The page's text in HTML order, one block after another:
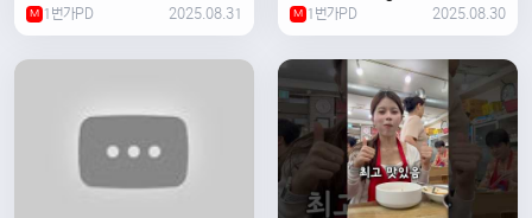
M 1번가PD 2025.08.31
#coversong #music #한국
여행 #한국
M 1번가PD 2025.08.30